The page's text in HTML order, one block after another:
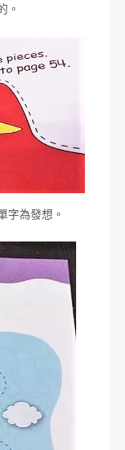
。
字為發想。